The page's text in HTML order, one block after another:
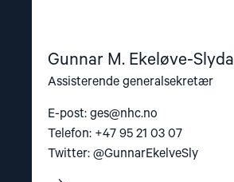
Gunnar M. Ekeløve-Slydal
Assisterende generalsekretær
E-post: ges@nhc.no
Telefon: +47 95 21 03 07
Twitter: @GunnarEkelveSly